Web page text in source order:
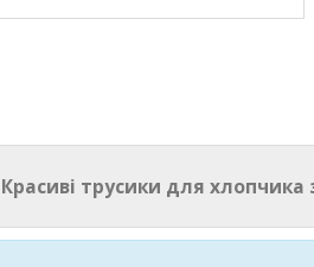
Красиві трусики для